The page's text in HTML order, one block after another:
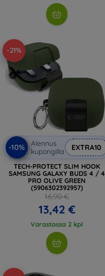
-21%
-10%
Alennus
kupongilla
EXTRA10
TECH-PROTECT SLIM HOOK
SAMSUNG GALAXY BUDS 4 / 4
PRO OLIVE GREEN
(5906302392957)
16,90 €
13,42 €
Varastossa 2 kpl